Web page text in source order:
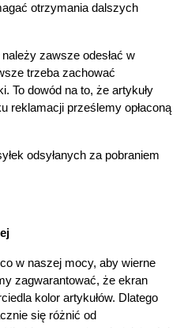
otrzymania dalszych
zawsze odesłać w
trzeba zachować
To dowód na to, że artykuły
reklamacji prześlemy opłaconą
odsyłanych za pobraniem
w naszej mocy, aby wierne
zagwarantować, że ekran
kolor artykułów. Dlatego
się różnić od